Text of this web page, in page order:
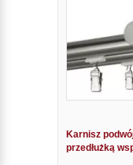
Karnisz
przedłużką